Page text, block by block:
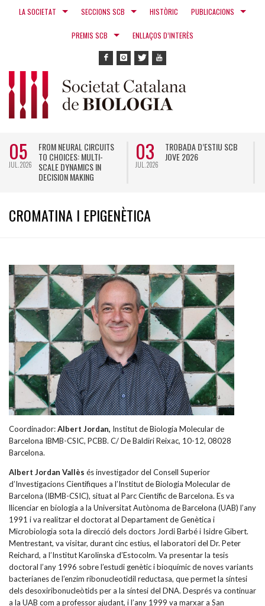
LA SOCIETAT SECCIONS SCB HISTÒRIC PUBLICACIONS
PREMIS SCB ENLLAÇOS D’INTERÈS
05
JUL. 2026
FROM NEURAL CIRCUITS
TO CHOICES: MULTI-
SCALE DYNAMICS IN
DECISION MAKING
03
JUL. 2026
TROBADA D’ESTIU SCB
JOVE 2026
CROMATINA I EPIGENÈTICA
Coordinador:Albert Jordan, Institut de Biologia Molecular de
Barcelona IBMB-CSIC, PCBB. C/ De Baldiri Reixac, 10-12, 08028
Barcelona.
Albert Jordan Vallès és investigador del Consell Superior
d’Investigacions Científiques a l’Institut de Biologia Molecular de
Barcelona (IBMB-CSIC), situat al Parc Científic de Barcelona. Es va
llicenciar en biologia a la Universitat Autònoma de Barcelona (UAB) l’any
1991 i va realitzar el doctorat al Departament de Genètica i
Microbiologia sota la direcció dels doctors Jordi Barbé i Isidre Gibert.
Mentrestant, va visitar, durant cinc estius, el laboratori del Dr. Peter
Reichard, a l’Institut Karolinska d’Estocolm. Va presentar la tesis
doctoral l’any 1996 sobre l’estudi genètic i bioquímic de noves variants
bacterianes de l’enzim ribonucleotidil reductasa, que permet la síntesi
dels desoxiribonucleòtids per a la síntesi del DNA. Després va continuar
a la UAB com a professor ajudant, i l’any 1999 va marxar a San